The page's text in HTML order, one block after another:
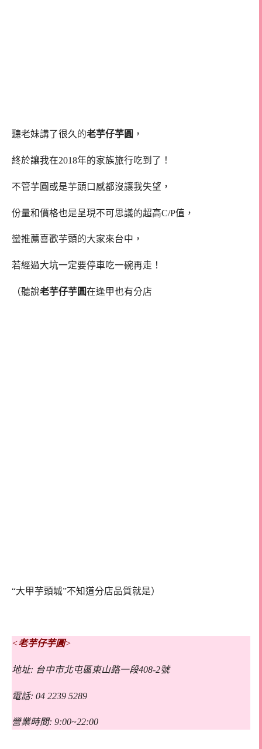
聽老妹講了很久的老芋仔芋圓 ，
終於讓我在2018年的家族旅行吃到了！
不管芋圓或是芋頭口感都沒讓我失望，
份量和價格也是呈現不可思議的超高C/P值，
蠻推薦喜歡芋頭的大家來台中，
若經過大坑一定要停車吃一碗再走！
（聽說老芋仔芋圓在逢甲也有分店
“大甲芋頭城”不知道分店品質就是）
<老芋仔芋圓>
地址: 台中市北屯區東山路一段408-2號
電話: 04 2239 5289
營業時間: 9:00~22:00